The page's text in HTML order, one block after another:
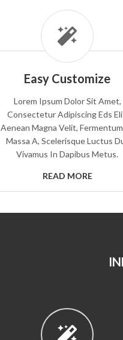
Easy Customize
Lorem Ipsum Dolor Sit Amet,
Consectetur Adipiscing Eds
Aenean Magna Velit,
Massa A, Scelerisque Luctus
Vivamus In Dapibus Metus.
READ MORE